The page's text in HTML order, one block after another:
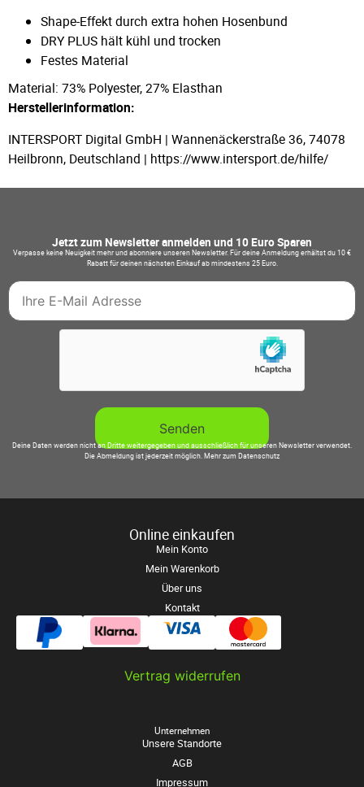
Shape-Effekt durch extra hohen Hosenbund
DRY PLUS hält kühl und trocken
Festes Material
Material: 73% Polyester, 27% Elasthan
Herstellerinformation:
INTERSPORT Digital GmbH | Wannenäckerstraße 36, 74078
Heilbronn, Deutschland | https://www.intersport.de/hilfe/
Jetzt zum Newsletter anmelden und 10 Euro Sparen
Verpasse keine Neuigkeit mehr und abonniere unseren Newsletter. Für deine Anmeldung erhältst du 10 €
Rabatt für deinen nächsten Einkauf ab mindestens 25 Euro.
Deine Daten werden nicht an Dritte weitergegeben und ausschließlich für unseren Newsletter verwendet.
Die Abmeldung ist jederzeit möglich.Mehr zum Datenschutz
Online einkaufen
Mein Konto
Mein Warenkorb
Über uns
Kontakt
Vertrag widerrufen
Unternehmen
Unsere Standorte
AGB
Impressum